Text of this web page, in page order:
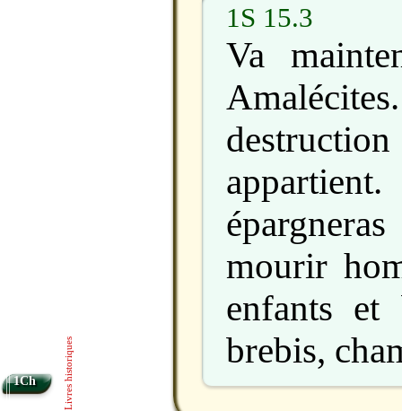
1S 15.3
Va
mourir
enfants et
brebis,
1Ch Livres historiques